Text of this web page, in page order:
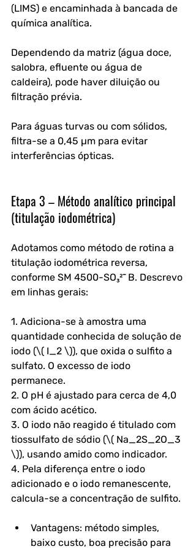
(LIMS) e encaminhada à bancada de
química analítica.
Dependendo da matriz (água doce,
salobra, efluente ou água de
caldeira), pode haver diluição ou
filtração prévia.
Para águas turvas ou com sólidos,
filtra-se a 0,45 µm para evitar
interferências ópticas.
Etapa 3 – Método analítico principal
(titulação iodométrica)
Adotamos como método de rotina a
titulação iodométrica reversa,
conforme SM 4500-SO₃²⁻ B. Descrevo
em linhas gerais:
1. Adiciona-se à amostra uma
quantidade conhecida de solução de
iodo (\( I_2 \)), que oxida o sulfito a
sulfato. O excesso de iodo
permanece.
2. O pH é ajustado para cerca de 4,0
com ácido acético.
3. O iodo não reagido é titulado com
tiossulfato de sódio (\( Na_2S_2O_3
\)), usando amido como indicador.
4. Pela diferença entre o iodo
adicionado e o iodo remanescente,
calcula-se a concentração de sulfito.
Vantagens: método simples,
baixo custo, boa precisão para